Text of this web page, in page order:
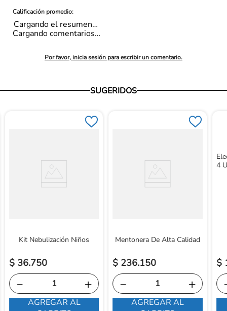
Cargando el resumen…
Por favor, inicia sesión para escribir un comentario.
Cargando comentarios…
SUGERIDOS
Kit Nebulización Niños
$ 36.750
＋
－
AGREGAR AL
Mentonera De Alta Calidad
$ 236.150
＋
－
AGREGAR AL
4
$